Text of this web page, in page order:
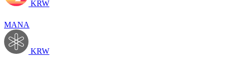
KRW
MANA
KRW